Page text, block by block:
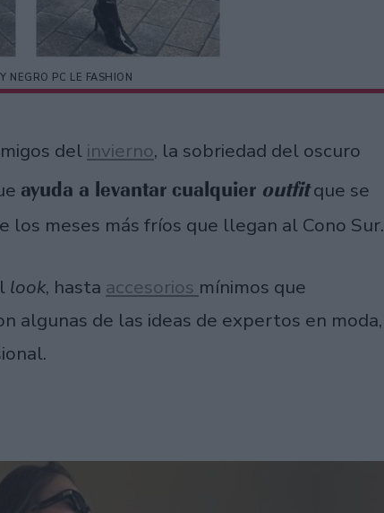
NEGRO PC LE FASHION
del invierno, la sobriedad del oscuro
ayuda a levantar cualquier outfit que se
meses más fríos que llegan al Cono Sur.
look, hasta accesorios mínimos que
algunas de las ideas de expertos en moda,